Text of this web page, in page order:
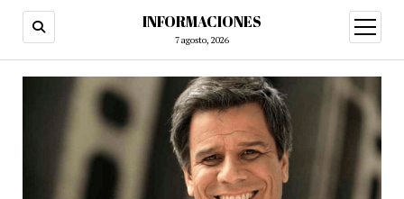
INFORMACIONES
7 agosto, 2026
abrir
menú